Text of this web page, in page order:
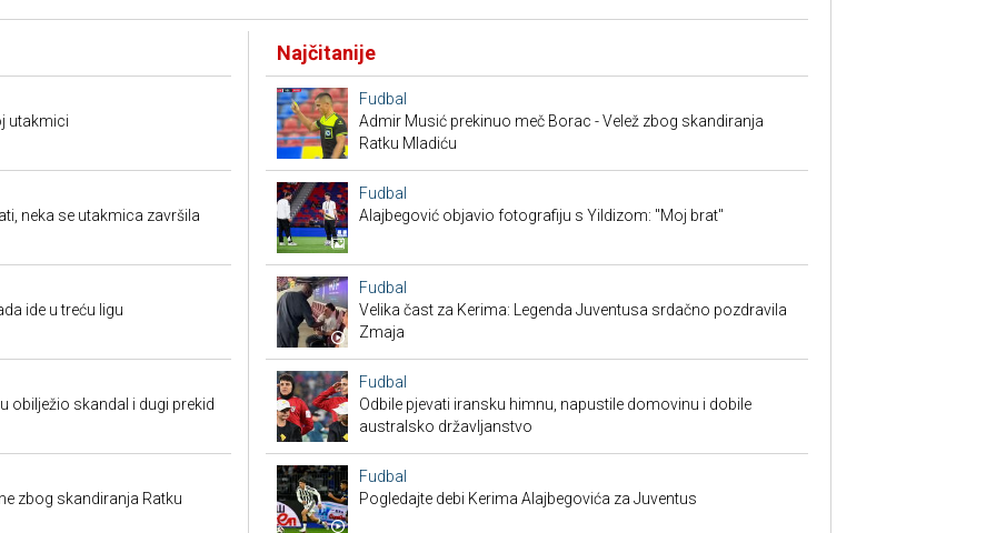
utakmici
neka se utakmica završila
ide u treću ligu
obilježio skandal i dugi prekid
zbog skandiranja Ratku
Najčitanije
Fudbal
Admir Musić prekinuo meč Borac - Velež zbog skandiranja
Ratku Mladiću
Fudbal
Alajbegović objavio fotografiju s Yildizom: "Moj brat"
Fudbal
Velika čast za Kerima: Legenda Juventusa srdačno pozdravila
Zmaja
Fudbal
Odbile pjevati iransku himnu, napustile domovinu i dobile
australsko državljanstvo
Fudbal
Pogledajte debi Kerima Alajbegovića za Juventus